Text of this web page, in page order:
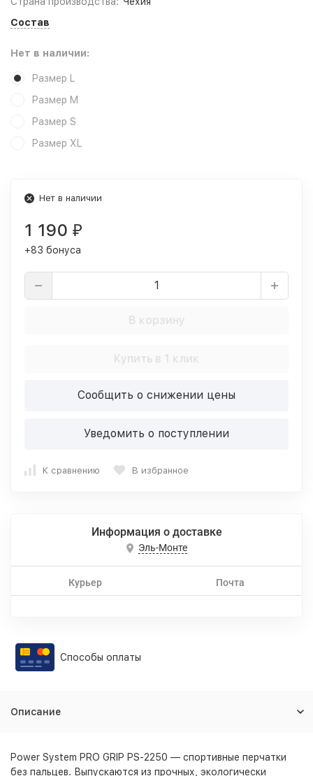
Состав
Нет в наличии:
Размер L
Размер M
Размер S
Размер XL
Нет в наличии
1 190 ₽
+83 бонуса
В корзину
Купить в 1 клик
Сообщить о снижении цены
Уведомить о поступлении
К сравнению В избранное
Информация о доставке
Эль-Монте
Курьер Почта
Способы оплаты
Описание
Power System PRO GRIP PS-2250 — спортивные перчатки
без пальцев. Выпускаются из прочных, экологически